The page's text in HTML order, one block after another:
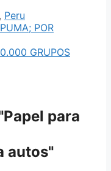
, Peru
POR
GRUPOS
para
autos"